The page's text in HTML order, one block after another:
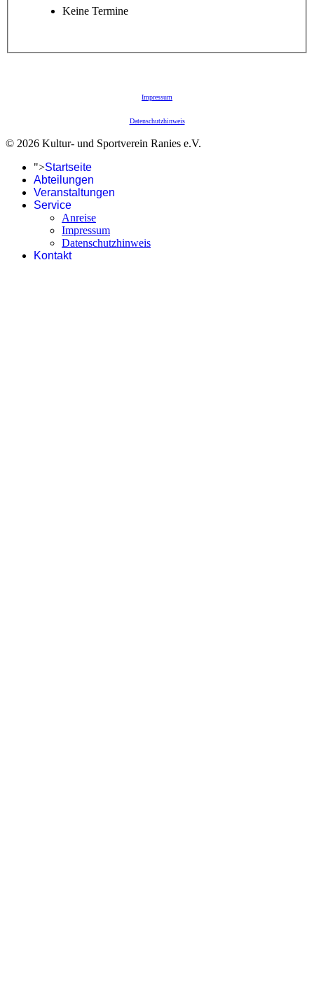
Keine Termine
Impressum
Datenschutzhinweis
© 2026 Kultur- und Sportverein Ranies e.V.
">Startseite
Abteilungen
Veranstaltungen
Service
Anreise
Impressum
Datenschutzhinweis
Kontakt